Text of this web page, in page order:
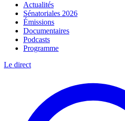
Actualités
Sénatoriales 2026
Émissions
Documentaires
Podcasts
Programme
Le direct